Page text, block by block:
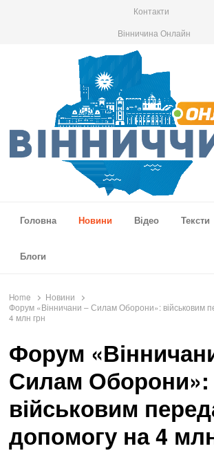
Контакти
Вінничина Онлайн
Головна
Новини Відео Тексти
Блоги
Home
Новини
Форум «Вінничани – Силам Оборони»: військовим
4 млн грн
Форум
Силам Оборони»:
військовим
допомогу на 4